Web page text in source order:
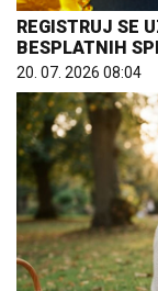
REGISTRUJ SE
BESPLATNIH
20. 07. 2026 08:04